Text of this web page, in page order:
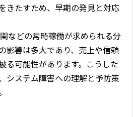
きたすため、早期の発見と対応
などの常時稼働が求められる分
影響は多大であり、売上や信頼
る可能性があります。こうした
システム障害への理解と予防策